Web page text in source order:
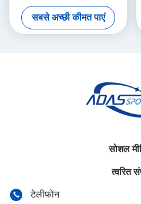
OEM सेवाएँ कस्टम सब्लिमेशन
प्रिंटिंग बास्केटबॉल यूनिफॉर्म हॉट सेल
सबसे अच्छी कीमत पाएं
सोशल
त्वरित
टेलीफोन